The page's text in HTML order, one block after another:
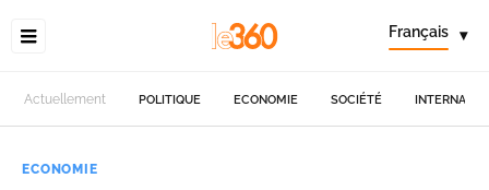
Français ▾
Actuellement POLITIQUE ECONOMIE SOCIÉTÉ
ECONOMIE